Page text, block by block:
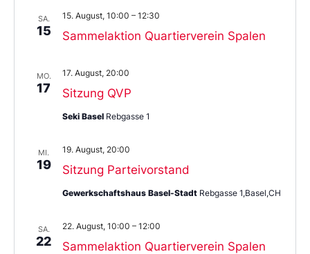
SA.
15 Sammelaktion Quartierverein Spalen
15. August, 10:00 – 12:30
MO.
17 Sitzung QVP
17. August, 20:00
Seki Basel Rebgasse 1
MI.
19 Sitzung Parteivorstand
19. August, 20:00
Gewerkschaftshaus Basel-Stadt Rebgasse 1,Basel,CH
SA.
22 Sammelaktion Quartierverein Spalen
22. August, 10:00 – 12:00